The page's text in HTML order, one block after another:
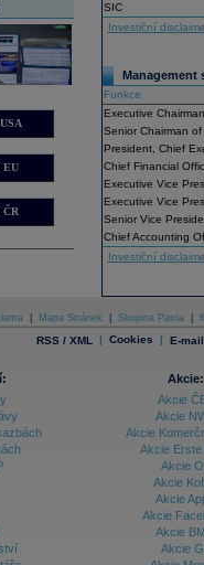
EU
SIC
Investiční
Management
Funkce
Executive
Senior Chairman
President, Chief
Chief Financial
Executive Vice
Executive Vice
Senior Vice
Chief Accounting
Investiční
Mapa Stránek Skupina Patria
RSS / XML | Cookies | E-
Akcie:
Akcie
Akcie
Akcie
Akcie Erste
Akcie
Akcie
Akcie
Akcie
Akcie
Akcie